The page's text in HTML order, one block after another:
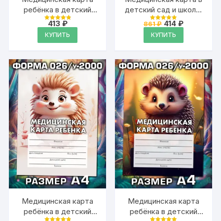
ребёнка в детский
сад и школу большая,
А4
Оценка
из 5
413 ₽
КУПИТЬ
детский сад и школу,
формат А5
Оценка
из 5
861₽ Первоначальная
цена
составляла
861 ₽.
414 ₽Текущая
цена:
КУПИТЬ
Медицинская карта
ребёнка в детский
Медицинская карта
ребёнка в детский